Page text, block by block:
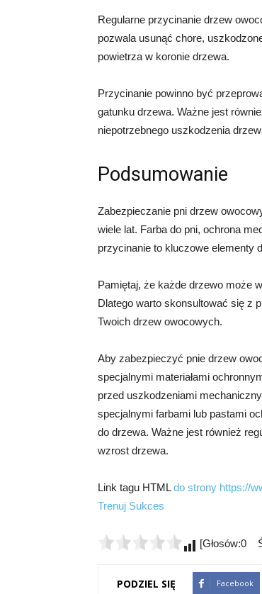
Regularne przycinanie drzew
pozwala usunąć chore,
powietrza w koronie drzewa.
Przycinanie powinno być
gatunku drzewa. Ważne jest
niepotrzebnego uszkodzenia
Podsumowanie
Zabezpieczanie pni drzew
wiele lat. Farba do pni, ochrona
przycinanie to kluczowe elementy
Pamiętaj, że każde drzewo może
Dlatego warto skonsultować się z
Twoich drzew owocowych.
Aby zabezpieczyć pnie drzew
specjalnymi materiałami
przed uszkodzeniami
specjalnymi farbami lub pastami
do drzewa. Ważne jest również
wzrost drzewa.
Link tagu HTMLdo strony https://
Trenuj Sukces
[Głosów:0
PODZIEL SIĘ Facebook